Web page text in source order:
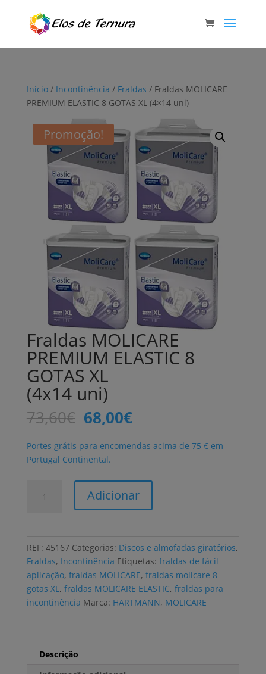
Início/ Incontinência / Fraldas / Fraldas MOLICARE
PREMIUM ELASTIC 8 GOTAS XL (4×14 uni)
Promoção!
Fraldas MOLICARE
PREMIUM ELASTIC 8
GOTAS XL
(4x14 uni)
73,60€ O
preço
original
era:
68,00€O
preço
atual
Portes grátis para encomendas acima de 75 € em
Portugal Continental.
ELASTIC
GOTAS
XL
Adicionar
REF: 45167 Categorias: Discos e almofadas giratórios,
Fraldas, Incontinência Etiquetas: fraldas de fácil
aplicação, fraldas MOLICARE, fraldas molicare 8
gotas XL, fraldas MOLICARE ELASTIC, fraldas para
incontinência Marca: HARTMANN, MOLICARE
Descrição